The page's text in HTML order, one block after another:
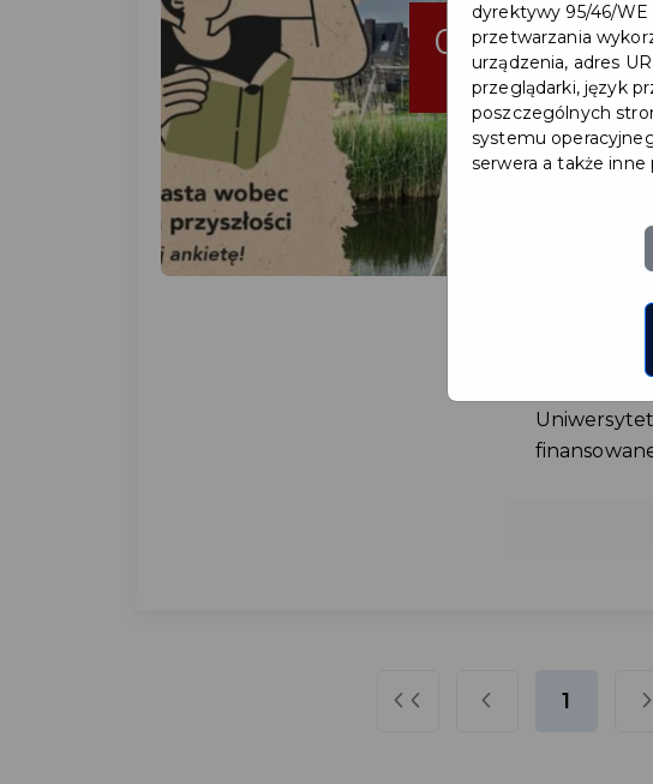
08
#ANKIETA
Pruszcz
1
dyrektywy 95/46/
przetwarzania
urządzenia, adres
przeglądarki, język
poszczególnych
systemu
serwera a także